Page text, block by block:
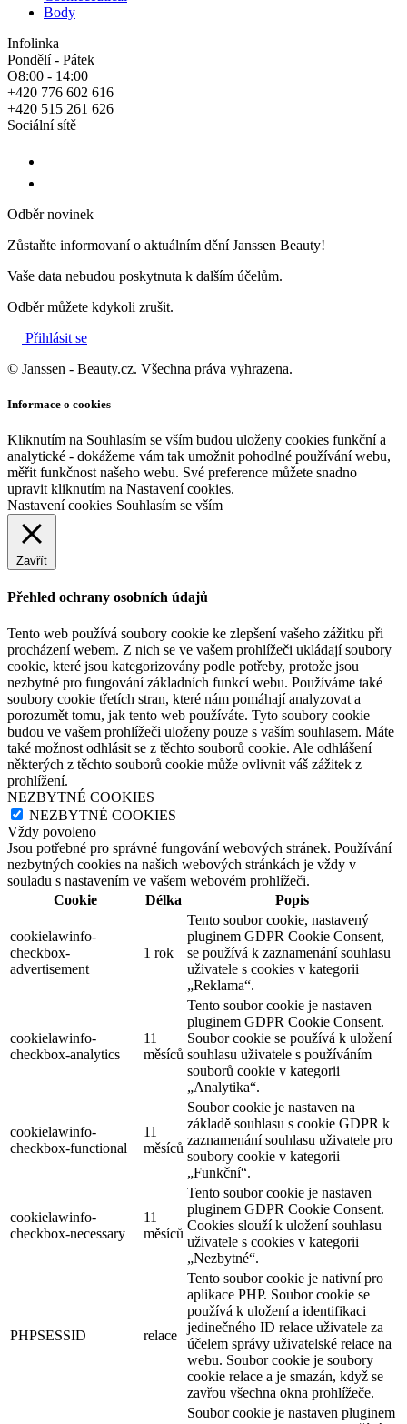
Body
Infolinka
Pondělí - Pátek
O8:00 - 14:00
+420 776 602 616
+420 515 261 626
Sociální sítě
Odběr novinek
Zůstaňte informovaní o aktuálním dění Janssen Beauty!
Vaše data nebudou poskytnuta k dalším účelům.
Odběr můžete kdykoli zrušit.
Přihlásit se
© Janssen - Beauty.cz. Všechna práva vyhrazena.
Informace o cookies
Kliknutím na Souhlasím se vším budou uloženy cookies funkční a
analytické - dokážeme vám tak umožnit pohodlné používání webu,
měřit funkčnost našeho webu. Své preference můžete snadno
upravit kliknutím na Nastavení cookies.
Nastavení cookies Souhlasím se vším
Zavřít
Přehled ochrany osobních údajů
Tento web používá soubory cookie ke zlepšení vašeho zážitku při
procházení webem. Z nich se ve vašem prohlížeči ukládají soubory
cookie, které jsou kategorizovány podle potřeby, protože jsou
nezbytné pro fungování základních funkcí webu. Používáme také
soubory cookie třetích stran, které nám pomáhají analyzovat a
porozumět tomu, jak tento web používáte. Tyto soubory cookie
budou ve vašem prohlížeči uloženy pouze s vaším souhlasem. Máte
také možnost odhlásit se z těchto souborů cookie. Ale odhlášení
některých z těchto souborů cookie může ovlivnit váš zážitek z
prohlížení.
NEZBYTNÉ COOKIES
NEZBYTNÉ COOKIES
Vždy povoleno
Jsou potřebné pro správné fungování webových stránek. Používání
nezbytných cookies na našich webových stránkách je vždy v
souladu s nastavením ve vašem webovém prohlížeči.
Cookie
Délka Popis
cookielawinfo-
checkbox-
advertisement
1 rok
Tento soubor cookie, nastavený
pluginem GDPR Cookie Consent,
se používá k zaznamenání souhlasu
uživatele s cookies v kategorii
„Reklama“.
cookielawinfo-
checkbox-analytics
11
měsíců
Tento soubor cookie je nastaven
pluginem GDPR Cookie Consent.
Soubor cookie se používá k uložení
souhlasu uživatele s používáním
souborů cookie v kategorii
„Analytika“.
cookielawinfo-
checkbox-functional
11
měsíců
Soubor cookie je nastaven na
základě souhlasu s cookie GDPR k
zaznamenání souhlasu uživatele pro
soubory cookie v kategorii
„Funkční“.
cookielawinfo-
checkbox-necessary
11
měsíců
Tento soubor cookie je nastaven
pluginem GDPR Cookie Consent.
Cookies slouží k uložení souhlasu
uživatele s cookies v kategorii
„Nezbytné“.
PHPSESSID relace
Tento soubor cookie je nativní pro
aplikace PHP. Soubor cookie se
používá k uložení a identifikaci
jedinečného ID relace uživatele za
účelem správy uživatelské relace na
webu. Soubor cookie je soubory
cookie relace a je smazán, když se
zavřou všechna okna prohlížeče.
Soubor cookie je nastaven pluginem